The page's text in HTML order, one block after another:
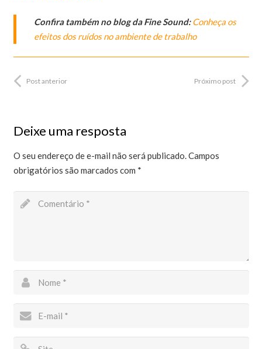
Confira também no blog da Fine Sound:Conheça os
efeitos dos ruídos no ambiente de trabalho
Post anterior Próximo post
Deixe uma resposta
O seu endereço de e-mail não será publicado.Campos
obrigatórios são marcados com *